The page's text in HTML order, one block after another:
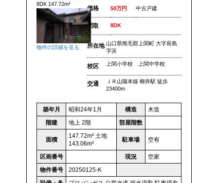
8DK 147.72m²
物件の詳細を見る
価格 50万円 中古戸建
間取 8DK
所在地 山口県熊毛郡上関町 大字長島
字浜
校区 上関小学校 上関中学校
交通
ＪＲ山陽本線 柳井駅 徒歩
23400m
築年月 昭和24年1月 構造
木造
階建
地上 2階 部屋階数
面積
147.72m² 土地
143.06m²
駐車場 空有
区画番号 現況
空家
物件番号
20250125-K